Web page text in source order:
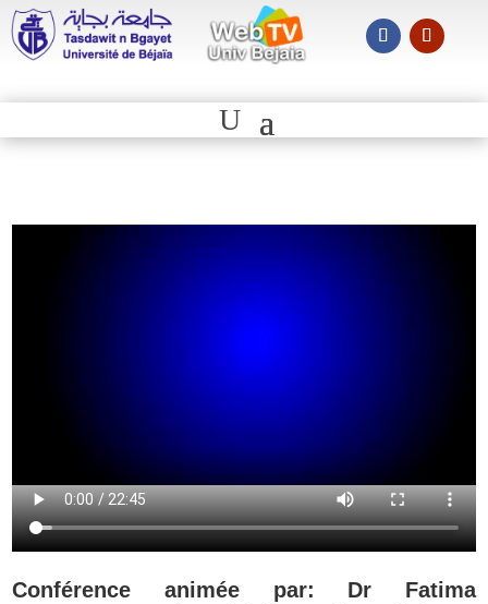
Conférence animée par: Dr Fatima